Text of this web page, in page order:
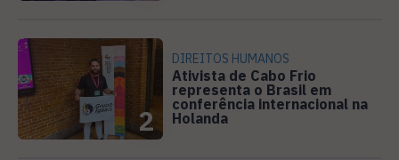
2
DIREITOS HUMANOS
Ativista de Cabo Frio
representa o Brasil em
conferência internacional na
Holanda